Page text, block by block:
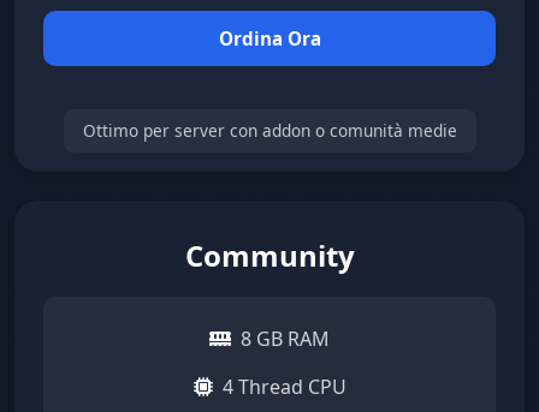
Ordina Ora
Ottimo per server con addon o comunità medie
Community
8 GB RAM
4 Thread CPU